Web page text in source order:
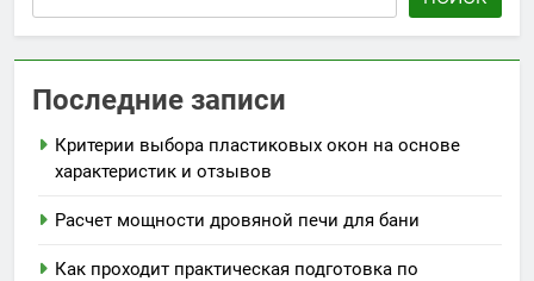
Последние записи
Критерии выбора пластиковых окон на основе
характеристик и отзывов
Расчет мощности дровяной печи для бани
Как проходит практическая подготовка по